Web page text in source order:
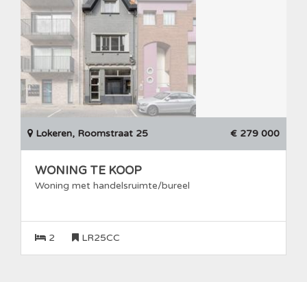
Lokeren, Roomstraat 25 € 279 000
WONING TE KOOP
Woning met handelsruimte/bureel
2 LR25CC